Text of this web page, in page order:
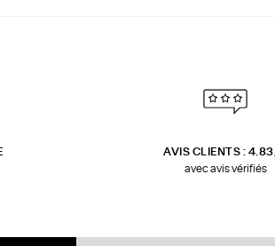
AVIS CLIENTS :
avec avis vérifiés